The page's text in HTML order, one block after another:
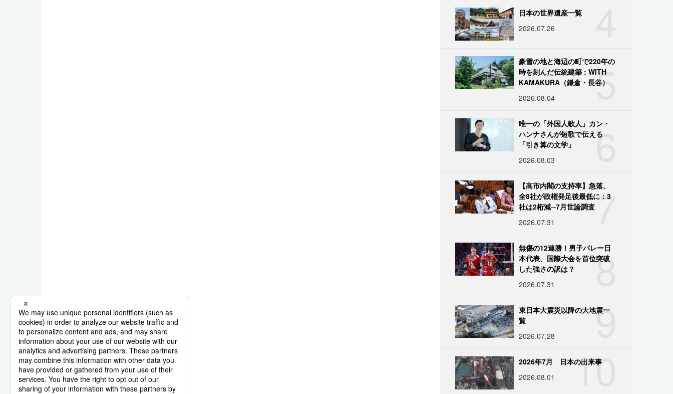
日本の世界遺産一覧
2026.07.26
5
豪雪の地と海辺の町で220年の
時を刻んだ伝統建築 : WITH
KAMAKURA（鎌倉・長谷）
2026.08.04
6
唯一の「外国人歌人」カン・
ハンナさんが短歌で伝える
「引き算の文学」
2026.08.03
7
【高市内閣の支持率】急落、
全8社が政権発足後最低に：3
社は2桁減─7月世論調査
2026.07.31
8
無傷の12連勝！男子バレー日
本代表、国際大会を首位突破
した強さの訳は？
2026.07.31
9
東日本大震災以降の大地震一
覧
2026.07.28
10
2026年7月 日本の出来事
2026.08.01